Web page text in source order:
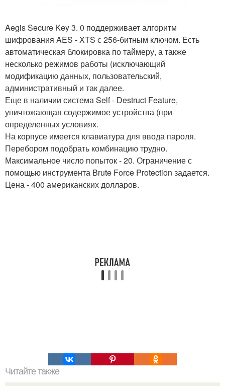
Aegis Secure Key 3. 0 поддерживает алгоритм
шифрования AES - XTS с 256-битным ключом. Есть
автоматическая блокировка по таймеру, а также
несколько режимов работы (исключающий
модификацию данных, пользовательский,
административный и так далее.
Еще в наличии система Self - Destruct Feature,
уничтожающая содержимое устройства (при
определенных условиях.
На корпусе имеется клавиатура для ввода пароля.
Перебором подобрать комбинацию трудно.
Максимальное число попыток - 20. Ограничение с
помощью инструмента Brute Force Protection задается.
Цена - 400 американских долларов.
Читайте также